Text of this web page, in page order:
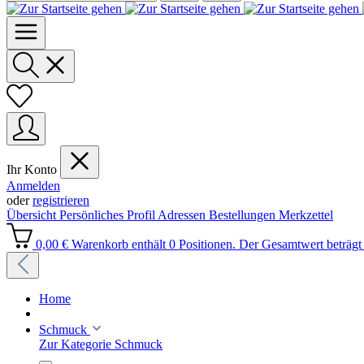
Ihr Konto
Anmelden
oderregistrieren
Übersicht Persönliches Profil Adressen Bestellungen Merkzettel
0,00 € Warenkorb enthält 0 Positionen. Der Gesamtwert
Home
Schmuck
Zur Kategorie Schmuck